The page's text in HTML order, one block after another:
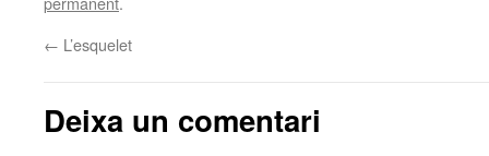
← L’esquelet
Deixa un comentari